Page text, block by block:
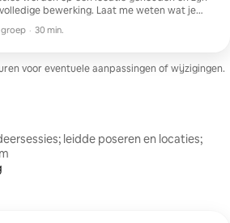
bewerking. Laat me weten wat je
de shoot, en het zal worden aangepast aan
· 30 min.
voor eventuele aanpassingen of wijzigingen.
leidde poseren en locaties;